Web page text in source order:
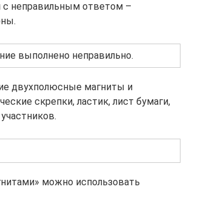
с неправильным ответом –
выполнено неправильно.
двухполюсные магниты и
скрепки, ластик, лист бумаги,
можно использовать